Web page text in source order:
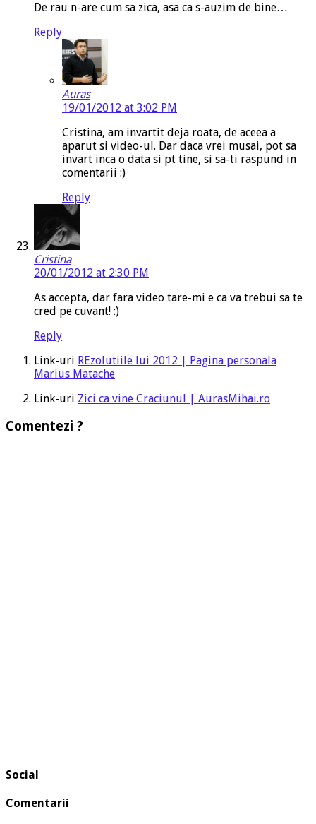
De rau n-are cum sa zica, asa ca s-auzim de bine…
Reply
Auras
19/01/2012 at 3:02 PM
Cristina, am invartit deja roata, de aceea a
aparut si video-ul. Dar daca vrei musai, pot sa
invart inca o data si pt tine, si sa-ti raspund in
comentarii :)
Reply
Cristina
20/01/2012 at 2:30 PM
As accepta, dar fara video tare-mi e ca va trebui sa te
cred pe cuvant! :)
Reply
Link-uri REzolutiile lui 2012 | Pagina personala
Marius Matache
Link-uri Zici ca vine Craciunul | AurasMihai.ro
Comentezi ?
Social
Comentarii